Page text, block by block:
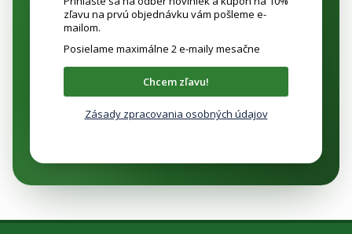
zľavu na prvú objednávku vám pošleme e-
mailom.
Posielame maximálne 2 e-maily mesačne
Chcem zľavu!
Zásady zpracovania osobných údajov